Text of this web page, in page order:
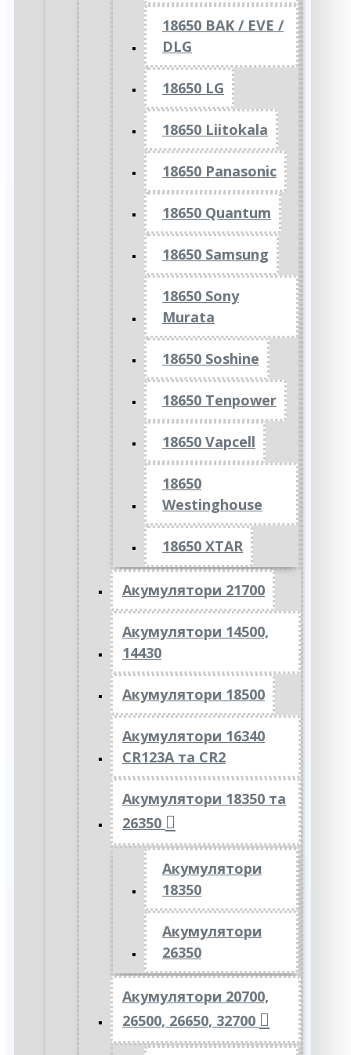
18650 BAK / EVE /
DLG
18650 LG
18650 Liitokala
18650 Panasonic
18650 Quantum
18650 Samsung
18650 Sony
Murata
18650 Soshine
18650 Tenpower
18650 Vapcell
18650
Westinghouse
18650 XTAR
Акумулятори 21700
Акумулятори 14500,
14430
Акумулятори 18500
Акумулятори 16340
CR123A та CR2
Акумулятори 18350 та
26350
Акумулятори
18350
Акумулятори
26350
Акумулятори 20700,
26500, 26650, 32700